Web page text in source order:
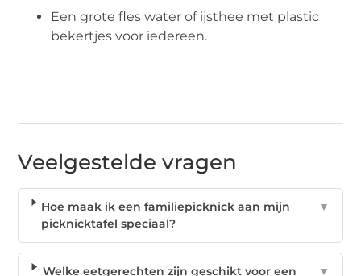
Een grote fles water of ijsthee met plastic
bekertjes voor iedereen.
Veelgestelde vragen
Hoe maak ik een familiepicknick aan mijn
picknicktafel speciaal?
▼
Welke eetgerechten zijn geschikt voor een
▼